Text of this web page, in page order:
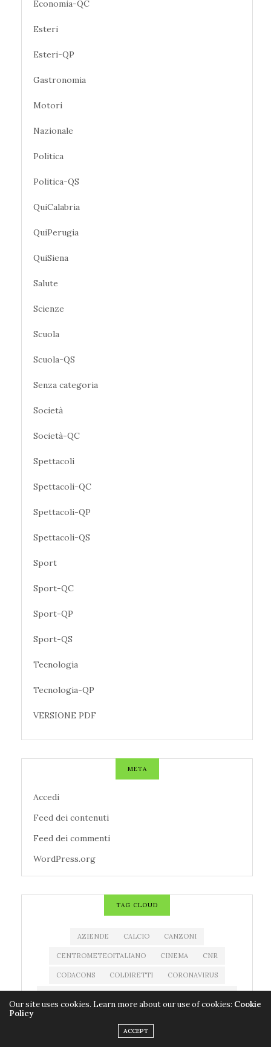
Economia-QC
Esteri
Esteri-QP
Gastronomia
Motori
Nazionale
Politica
Politica-QS
QuiCalabria
QuiPerugia
QuiSiena
Salute
Scienze
Scuola
Scuola-QS
Senza categoria
Società
Società-QC
Spettacoli
Spettacoli-QC
Spettacoli-QP
Spettacoli-QS
Sport
Sport-QC
Sport-QP
Sport-QS
Tecnologia
Tecnologia-QP
VERSIONE PDF
META
Accedi
Feed dei contenuti
Feed dei commenti
WordPress.org
TAG CLOUD
AZIENDE CALCIO CANZONI
CENTROMETEOITALIANO CINEMA CNR
CODACONS COLDIRETTI CORONAVIRUS
FILM IMPRESE
Our site uses cookies. Learn more about our use of cookies: Cookie
Policy
ACCEPT